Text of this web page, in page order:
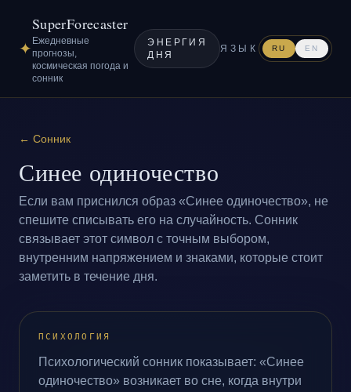
✦
SuperForecaster
Ежедневные
прогнозы,
космическая погода и
сонник
ЭНЕРГИЯ
ДНЯ
ЯЗЫК RU EN
← Сонник
Синее одиночество
Если вам приснился образ «Синее одиночество», не
спешите списывать его на случайность. Сонник
связывает этот символ с точным выбором,
внутренним напряжением и знаками, которые стоит
заметить в течение дня.
ПСИХОЛОГИЯ
Психологический сонник показывает: «Синее
одиночество» возникает во сне, когда внутри